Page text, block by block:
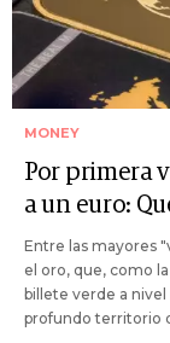
MONEY
Por primera
a un euro:
Entre las mayores
el oro, que, como
billete verde a
profundo territorio